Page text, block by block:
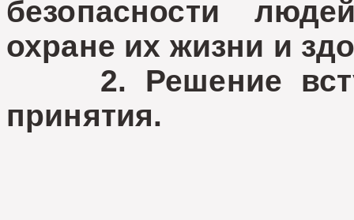
безопасности
охране их жизни и
2. Решение
принятия.